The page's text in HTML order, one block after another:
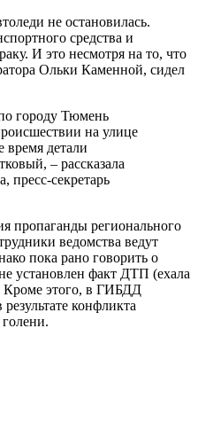
не остановилась.
средства и
И это несмотря на то, что
Ольки Каменной, сидел
городу Тюмень
на улице
время детали
– рассказала
секретарь
пропаганды регионального
ведомства ведут
пока рано говорить о
установлен факт ДТП (ехала
Кроме этого, в ГИБДД
конфликта